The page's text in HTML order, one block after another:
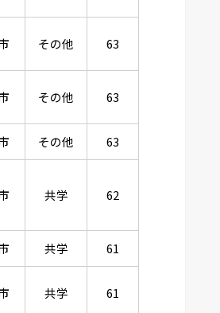
その他 63
その他 63
その他 63
共学 62
共学 61
共学 61